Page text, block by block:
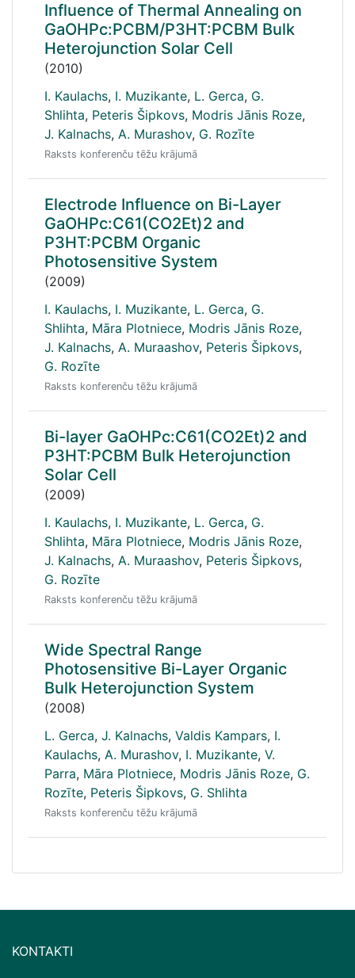
Influence of Thermal Annealing on
GaOHPc:PCBM/P3HT:PCBM Bulk
Heterojunction Solar Cell
(2010)
I. Kaulachs, I. Muzikante, L. Gerca, G.
Shlihta, Peteris Šipkovs, Modris Jānis Roze,
J. Kalnachs, A. Murashov, G. Rozīte
Raksts konferenču tēžu krājumā
Electrode Influence on Bi-Layer
GaOHPc:C61(CO2Et)2 and
P3HT:PCBM Organic
Photosensitive System
(2009)
I. Kaulachs, I. Muzikante, L. Gerca, G.
Shlihta, Māra Plotniece, Modris Jānis Roze,
J. Kalnachs, A. Muraashov, Peteris Šipkovs,
G. Rozīte
Raksts konferenču tēžu krājumā
Bi-layer GaOHPc:C61(CO2Et)2 and
P3HT:PCBM Bulk Heterojunction
Solar Cell
(2009)
I. Kaulachs, I. Muzikante, L. Gerca, G.
Shlihta, Māra Plotniece, Modris Jānis Roze,
J. Kalnachs, A. Muraashov, Peteris Šipkovs,
G. Rozīte
Raksts konferenču tēžu krājumā
Wide Spectral Range
Photosensitive Bi-Layer Organic
Bulk Heterojunction System
(2008)
L. Gerca, J. Kalnachs, Valdis Kampars, I.
Kaulachs, A. Murashov, I. Muzikante, V.
Parra, Māra Plotniece, Modris Jānis Roze, G.
Rozīte, Peteris Šipkovs, G. Shlihta
Raksts konferenču tēžu krājumā
KONTAKTI